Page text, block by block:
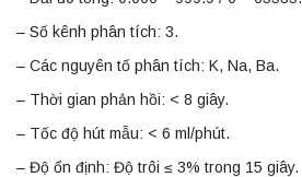
– Số kênh phân tích: 3.
– Các nguyên tố phân tích: K, Na, Ba.
– Thời gian phản hồi: < 8 giây.
– Tốc độ hút mẫu: < 6 ml/phút.
– Độ ổn định: Độ trôi ≤ 3% trong 15 giây.